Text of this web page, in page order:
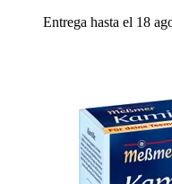
Entrega hasta el 18